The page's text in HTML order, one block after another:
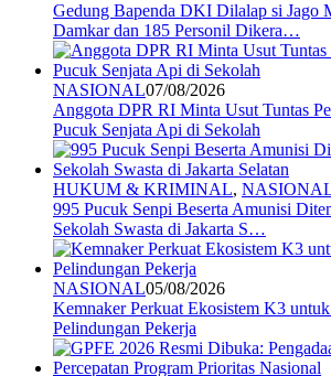
Gedung Bapenda DKI Dilalap si Jago
Damkar dan 185 Personil Dikera…
NASIONAL07/08/2026
Anggota DPR RI Minta Usut Tuntas
Pucuk Senjata Api di Sekolah
HUKUM & KRIMINAL,
995 Pucuk Senpi Beserta Amunisi
Sekolah Swasta di Jakarta S…
NASIONAL05/08/2026
Kemnaker Perkuat Ekosistem K3
Pelindungan Pekerja